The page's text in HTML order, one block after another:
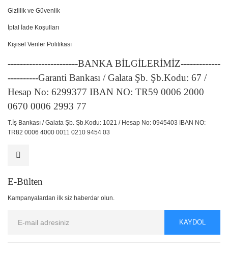
Gizlilik ve Güvenlik
İptal İade Koşulları
Kişisel Veriler Politikası
-----------------------BANKA BİLGİLERİMİZ-------------
----------Garanti Bankası / Galata Şb. Şb.Kodu: 67 /
Hesap No: 6299377 IBAN NO: TR59 0006 2000
0670 0006 2993 77
T.İş Bankası / Galata Şb. Şb.Kodu: 1021 / Hesap No: 0945403 IBAN NO:
TR82 0006 4000 0011 0210 9454 03
E-Bülten
Kampanyalardan ilk siz haberdar olun.
KAYDOL